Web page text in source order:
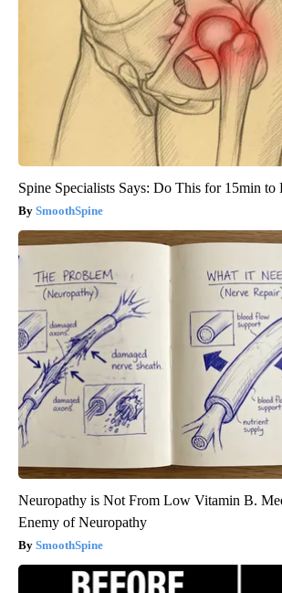
Spine Specialists Says: Do This for 15min to
SmoothSpine
Neuropathy is Not From Low Vitamin B.
Enemy of Neuropathy
SmoothSpine